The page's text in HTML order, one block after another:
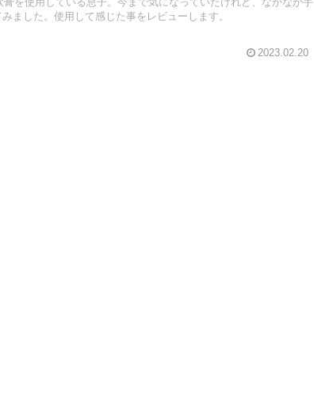
を使用している息子。今まで気になっていたけれど、なかなか手
ました。使用して感じた事をレビューします。
2023.02.20